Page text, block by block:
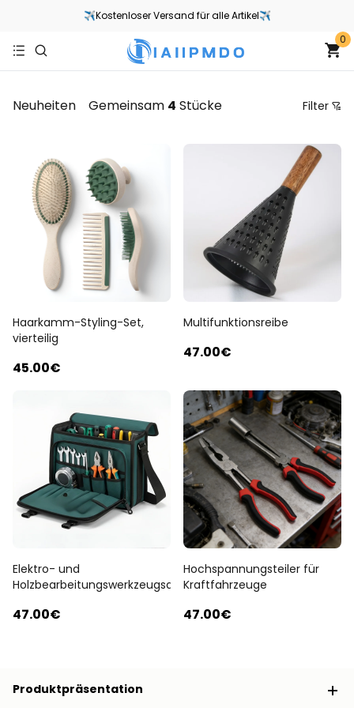
✈Kostenloser Versand für alle Artikel✈
0
Neuheiten Gemeinsam 4 Stücke Filter
Empfohlene Sortierung
Sortieren Sie nach Preis von niedrig nach hoch
Sortieren Sie nach Preis von hoch nach niedrig
Von neu nach alt
Von alt zu neu
Haarkamm-Styling-Set,
vierteilig
45.00€
Multifunktionsreibe
47.00€
Elektro- und
Holzbearbeitungswerkzeugsatz
47.00€
Hochspannungsteiler für
Kraftfahrzeuge
47.00€
Produktpräsentation